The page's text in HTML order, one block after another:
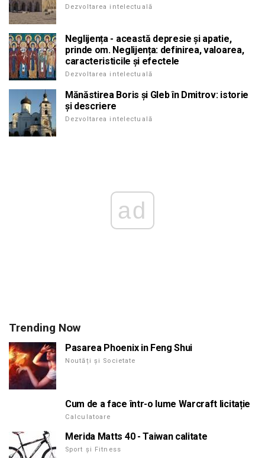
Dezvoltarea intelectuală
Neglijența - această depresie și apatie,
prinde om. Neglijența: definirea, valoarea,
caracteristicile și efectele
Dezvoltarea intelectuală
Mănăstirea Boris și Gleb în Dmitrov: istorie
și descriere
Dezvoltarea intelectuală
ad
Trending Now
Pasarea Phoenix in Feng Shui
Noutăți și Societate
Cum de a face într-o lume Warcraft licitație
Calculatoare
Merida Matts 40 - Taiwan calitate
Sport și Fitness